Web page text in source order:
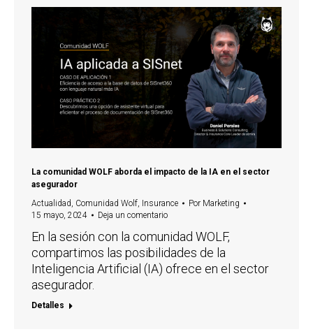
La comunidad WOLF aborda el impacto de la IA en el sector
asegurador
Actualidad Comunidad Wolf Insurance Por Marketing
15 mayo, 2024
Deja un comentario
En la sesión con la comunidad WOLF,
compartimos las posibilidades de la
Inteligencia Artificial (IA) ofrece en el sector
asegurador.
Detalles